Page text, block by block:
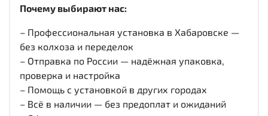
Почему выбирают нас:
– Профессиональная установка в Хабаровске —
без колхоза и переделок
– Отправка по России — надёжная упаковка,
проверка и настройка
– Помощь с установкой в других городах
– Всё в наличии — без предоплат и ожиданий